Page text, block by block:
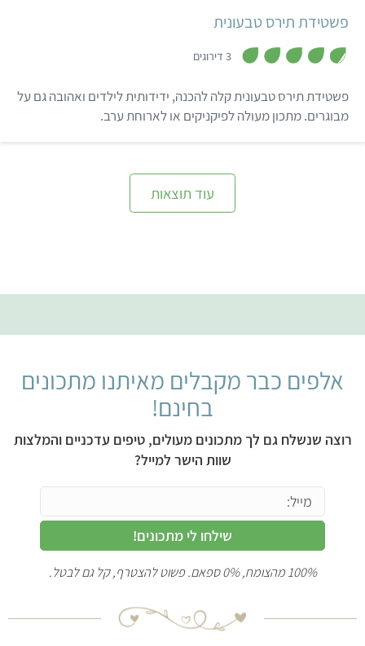
פשטידת תירס טבעונית
3 דירוגים
ת
ו
ך
פשטידת תירס טבעונית קלה להכנה, ידידותית לילדים ואהובה גם על
מבוגרים. מתכון מעולה לפיקניקים או לארוחת ערב.
עוד תוצאות
אלפים כבר מקבלים מאיתנו מתכונים
בחינם!
רוצה שנשלח גם לך מתכונים מעולים, טיפים עדכניים והמלצות
שוות הישר למייל?
שילחו לי מתכונים!
100% מהצומח, 0% ספאם. פשוט להצטרף, קל גם לבטל.